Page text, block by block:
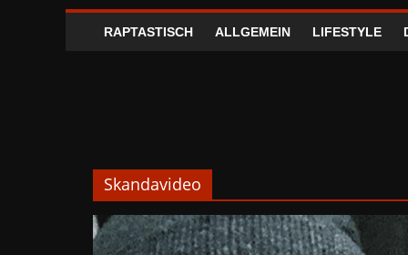
RAPTASTISCH ALLGEMEIN LIFESTYLE
Skandavideo